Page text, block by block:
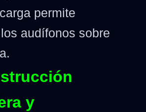
permite
audífonos sobre
y